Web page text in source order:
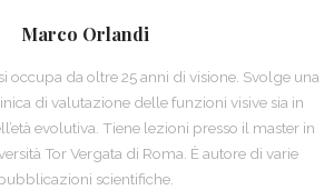
Marco Orlandi
occupa da oltre 25 anni di visione. Svolge una
di valutazione delle funzioni visive sia in
evolutiva. Tiene lezioni presso il master in
Tor Vergata di Roma. È autore di varie
scientifiche.